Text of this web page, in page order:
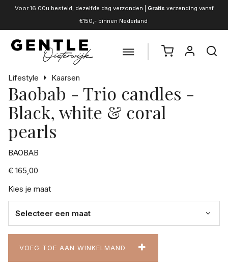
Voor 16.00u besteld, dezelfde dag verzonden | Gratis verzending vanaf
€150,- binnen Nederland
Lifestyle Kaarsen
Baobab - Trio candles -
Black, white & coral
pearls
BAOBAB
€ 165,00
Kies je maat
VOEG TOE AAN WINKELMAND